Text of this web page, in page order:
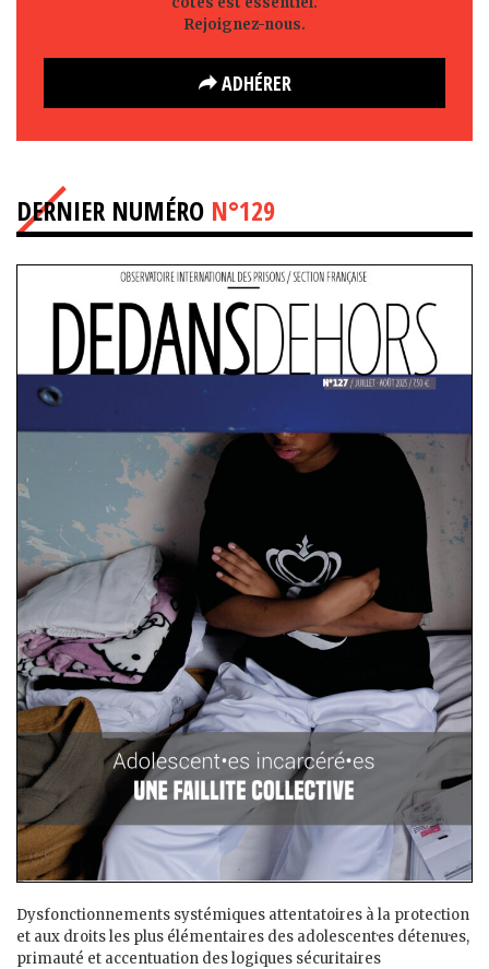
Rejoignez-nous.
ADHÉRER
DERNIER NUMÉRO N°129
Dysfonctionnements systémiques attentatoires à la protection
et aux droits les plus élémentaires des adolescent·es détenu·es,
primauté et accentuation des logiques sécuritaires